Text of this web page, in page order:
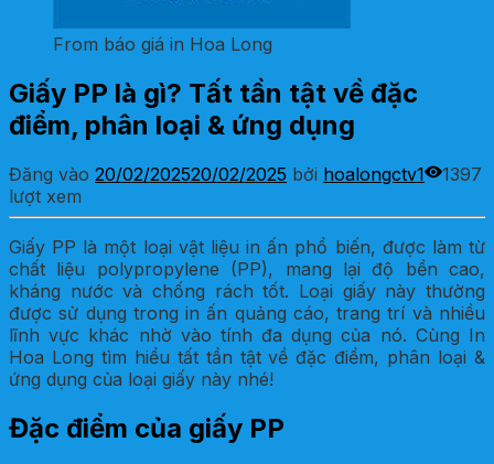
From báo giá in Hoa Long
Giấy PP là gì? Tất tần tật về đặc
điểm, phân loại & ứng dụng
Đăng vào 20/02/202520/02/2025 bởi hoalongctv1
1397
lượt xem
Giấy PP là một loại vật liệu in ấn phổ biến, được làm từ
chất liệu polypropylene (PP), mang lại độ bền cao,
kháng nước và chống rách tốt. Loại giấy này thường
được sử dụng trong in ấn quảng cáo, trang trí và nhiều
lĩnh vực khác nhờ vào tính đa dụng của nó. Cùng In
Hoa Long tìm hiểu tất tần tật về đặc điểm, phân loại &
ứng dụng của loại giấy này nhé!
Đặc điểm của giấy PP